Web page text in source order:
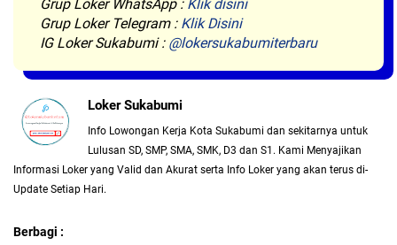
Grup Loker WhatsApp : Klik disini
Grup Loker Telegram : Klik Disini
IG Loker Sukabumi : @lokersukabumiterbaru
Loker Sukabumi
Info Lowongan Kerja Kota Sukabumi dan sekitarnya untuk
Lulusan SD, SMP, SMA, SMK, D3 dan S1. Kami Menyajikan
Informasi Loker yang Valid dan Akurat serta Info Loker yang akan terus di-
Update Setiap Hari.
Berbagi :